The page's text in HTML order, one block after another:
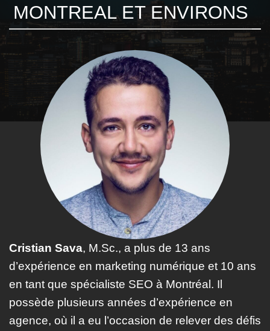
MONTREAL ET ENVIRONS
Cristian Sava, M.Sc., a plus de 13 ans
d’expérience en marketing numérique et 10 ans
en tant que spécialiste SEO à Montréal. Il
possède plusieurs années d’expérience en
agence, où il a eu l’occasion de relever des défis